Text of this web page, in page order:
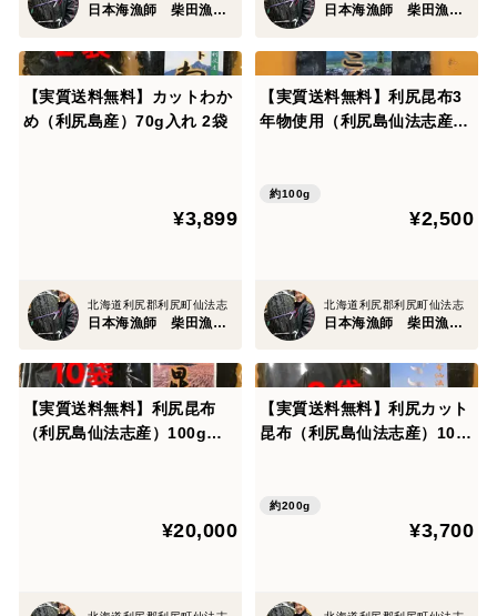
日本海漁師 柴田漁業部 日本海漁師 柴田漁業部
【実質送料無料】カットわか
め（利尻島産）70g入れ 2袋
¥3,899
北海道利尻郡利尻町仙法志
日本海漁師 柴田漁業部
【実質送料無料】利尻昆布3
年物使用（利尻島仙法志産）
約100g
¥2,500
北海道利尻郡利尻町仙法志
日本海漁師 柴田漁業部
【実質送料無料】利尻昆布
（利尻島仙法志産）100g入
¥20,000
【実質送料無料】利尻カット
昆布（利尻島仙法志産）100
約200g
¥3,700